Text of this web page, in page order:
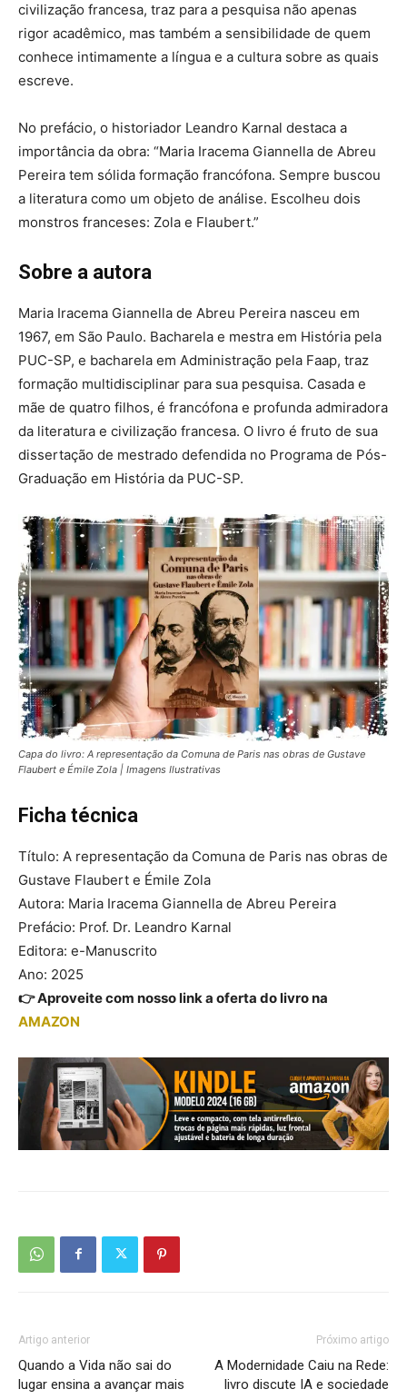
civilização francesa, traz para a pesquisa não apenas
rigor acadêmico, mas também a sensibilidade de quem
conhece intimamente a língua e a cultura sobre as quais
escreve.
No prefácio, o historiador Leandro Karnal destaca a
importância da obra: “Maria Iracema Giannella de Abreu
Pereira tem sólida formação francófona. Sempre buscou
a literatura como um objeto de análise. Escolheu dois
monstros franceses: Zola e Flaubert.”
Sobre a autora
Maria Iracema Giannella de Abreu Pereira nasceu em
1967, em São Paulo. Bacharela e mestra em História pela
PUC-SP, e bacharela em Administração pela Faap, traz
formação multidisciplinar para sua pesquisa. Casada e
mãe de quatro filhos, é francófona e profunda admiradora
da literatura e civilização francesa. O livro é fruto de sua
dissertação de mestrado defendida no Programa de Pós-
Graduação em História da PUC-SP.
Capa do livro: A representação da Comuna de Paris nas obras de Gustave
Flaubert e Émile Zola | Imagens Ilustrativas
Ficha técnica
Título: A representação da Comuna de Paris nas obras de
Gustave Flaubert e Émile Zola
Autora: Maria Iracema Giannella de Abreu Pereira
Prefácio: Prof. Dr. Leandro Karnal
Editora: e-Manuscrito
Ano: 2025
👉 Aproveite com nosso link a oferta do livro na
AMAZON
Artigo anterior
Quando a Vida não sai do
lugar ensina a avançar mais
Próximo artigo
A Modernidade Caiu na Rede:
livro discute IA e sociedade